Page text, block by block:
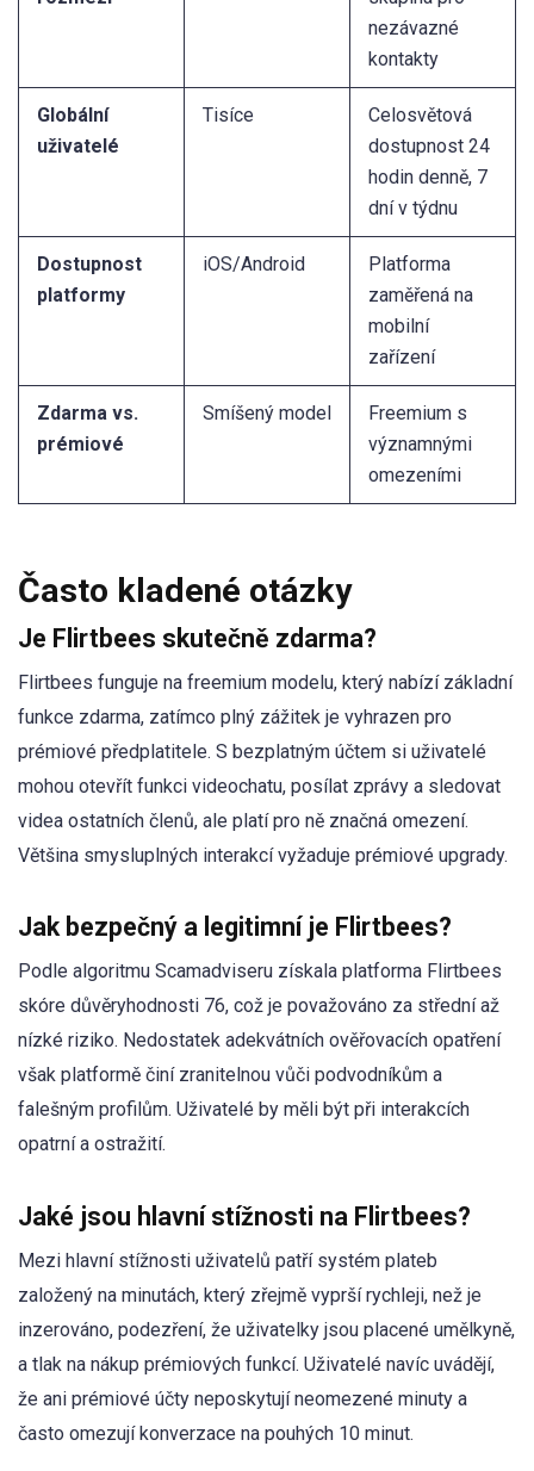
nezávazné
kontakty
Globální
uživatelé
Tisíce
Celosvětová
dostupnost 24
hodin denně, 7
dní v týdnu
Dostupnost
platformy
iOS/Android
Platforma
zaměřená na
mobilní
zařízení
Zdarma vs.
prémiové
Smíšený model
Freemium s
významnými
omezeními
Často kladené otázky
Je Flirtbees skutečně zdarma?
Flirtbees funguje na freemium modelu, který nabízí základní
funkce zdarma, zatímco plný zážitek je vyhrazen pro
prémiové předplatitele. S bezplatným účtem si uživatelé
mohou otevřít funkci videochatu, posílat zprávy a sledovat
videa ostatních členů, ale platí pro ně značná omezení.
Většina smysluplných interakcí vyžaduje prémiové upgrady.
Jak bezpečný a legitimní je Flirtbees?
Podle algoritmu Scamadviseru získala platforma Flirtbees
skóre důvěryhodnosti 76, což je považováno za střední až
nízké riziko. Nedostatek adekvátních ověřovacích opatření
však platformě činí zranitelnou vůči podvodníkům a
falešným profilům. Uživatelé by měli být při interakcích
opatrní a ostražití.
Jaké jsou hlavní stížnosti na Flirtbees?
Mezi hlavní stížnosti uživatelů patří systém plateb
založený na minutách, který zřejmě vyprší rychleji, než je
inzerováno, podezření, že uživatelky jsou placené umělkyně,
a tlak na nákup prémiových funkcí. Uživatelé navíc uvádějí,
že ani prémiové účty neposkytují neomezené minuty a
často omezují konverzace na pouhých 10 minut.